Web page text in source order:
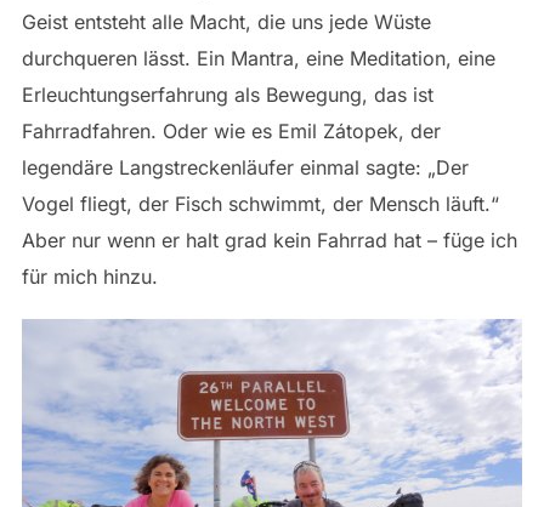
Geist entsteht alle Macht, die uns jede Wüste
durchqueren lässt. Ein Mantra, eine Meditation, eine
Erleuchtungserfahrung als Bewegung, das ist
Fahrradfahren. Oder wie es Emil Zátopek, der
legendäre Langstreckenläufer einmal sagte: „Der
Vogel fliegt, der Fisch schwimmt, der Mensch läuft.“
Aber nur wenn er halt grad kein Fahrrad hat – füge ich
für mich hinzu.